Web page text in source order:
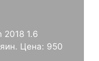
2018 1.6
Цена: 950